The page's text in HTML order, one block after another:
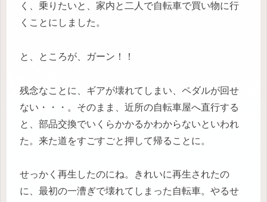
く、乗りたいと、家内と二人で自転車で買い物に行
くことにしました。
と、ところが、ガーン！！
残念なことに、ギアが壊れてしまい、ペダルが回せ
ない・・・。そのまま、近所の自転車屋へ直行する
と、部品交換でいくらかかるかわからないといわれ
た。来た道をすごすごと押して帰ることに。
せっかく再生したのにね。きれいに再生されたの
に、最初の一漕ぎで壊れてしまった自転車。やるせ